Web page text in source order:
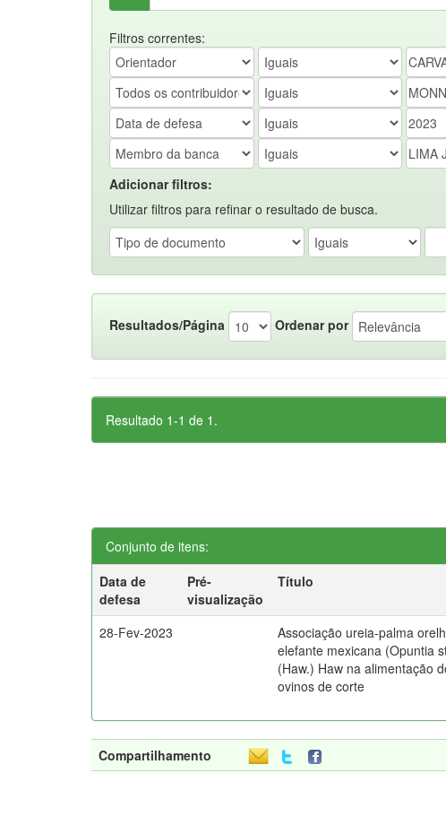
Filtros correntes:
Adicionar filtros:
Utilizar filtros para refinar o resultado de busca.
Resultados/Página Ordenar por
Resultado 1-1 de 1.
Conjunto de itens:
Data de
defesa
Pré-
visualização
Título
28-Fev-2023
Associação ureia-palma
elefante mexicana (Opuntia
(Haw.) Haw na alimentação
ovinos de corte
Compartilhamento